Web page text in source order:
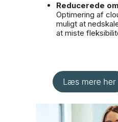
Reducerede
Optimering af
muligt at
at miste